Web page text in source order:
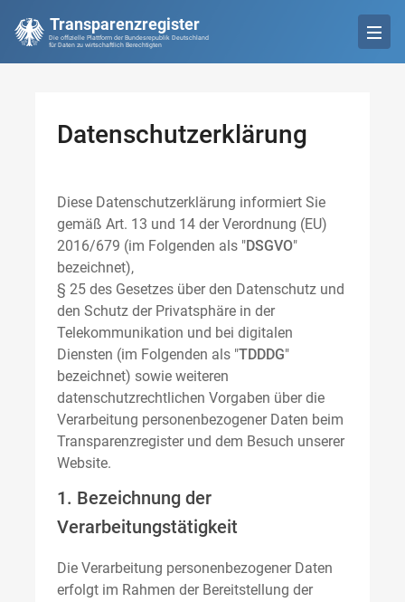
Transparenzregister
Die offizielle Plattform der Bundesrepublik Deutschland
für Daten zu wirtschaftlich Berechtigten
Datenschutzerklärung
Diese Datenschutzerklärung informiert Sie
gemäß Art. 13 und 14 der Verordnung (EU)
2016/679 (im Folgenden als "DSGVO"
bezeichnet),
§ 25 des Gesetzes über den Datenschutz und
den Schutz der Privatsphäre in der
Telekommunikation und bei digitalen
Diensten (im Folgenden als "TDDDG"
bezeichnet) sowie weiteren
datenschutzrechtlichen Vorgaben über die
Verarbeitung personenbezogener Daten beim
Transparenzregister und dem Besuch unserer
Website.
1. Bezeichnung der
Verarbeitungstätigkeit
Die Verarbeitung personenbezogener Daten
erfolgt im Rahmen der Bereitstellung der